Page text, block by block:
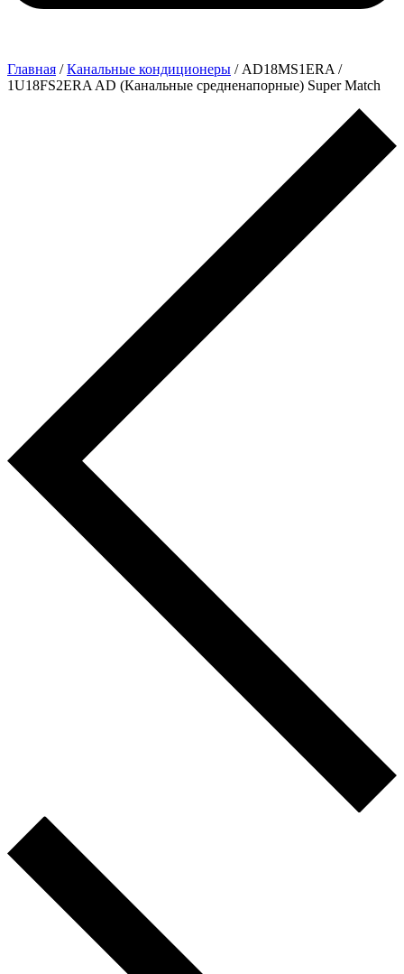
Главная /Канальные кондиционеры / AD18MS1ERA /
1U18FS2ERA AD (Канальные средненапорные) Super Match